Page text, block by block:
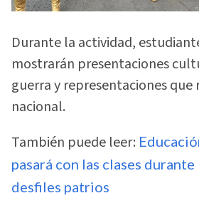
Durante la actividad,
mostrarán presentaciones
guerra y representaciones
nacional.
También puede leer:
pasará con las clases
desfiles patrios